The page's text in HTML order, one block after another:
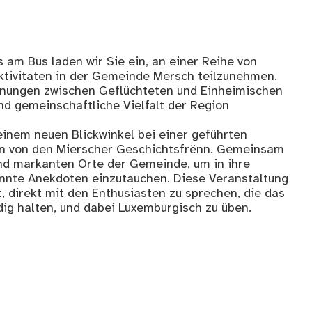
Bus laden wir Sie ein, an einer Reihe von
in der Gemeinde Mersch teilzunehmen.
zwischen Geflüchteten und Einheimischen
gemeinschaftliche Vielfalt der Region
neuen Blickwinkel bei einer geführten
von den Mierscher Geschichtsfrënn. Gemeinsam
markanten Orte der Gemeinde, um in ihre
Anekdoten einzutauchen. Diese Veranstaltung
direkt mit den Enthusiasten zu sprechen, die das
halten, und dabei Luxemburgisch zu üben.